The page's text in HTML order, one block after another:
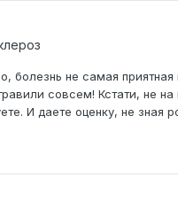
болезнь не самая
совсем! Кстати, не
И даете оценку, не зная